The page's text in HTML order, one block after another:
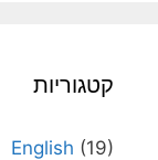
קטגוריות
English (19)